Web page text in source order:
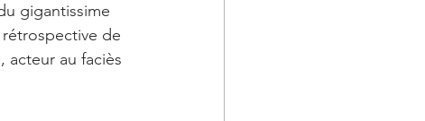
gigantissime
de
acteur au faciès